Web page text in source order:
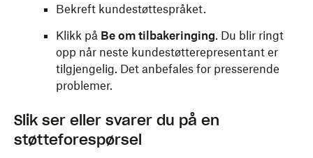
Bekreft kundestøttespråket.
Klikk på Be om tilbakeringing. Du blir ringt
opp når neste kundestøtterepresentant er
tilgjengelig. Det anbefales for presserende
problemer.
Slik ser eller svarer du på en
støtteforespørsel